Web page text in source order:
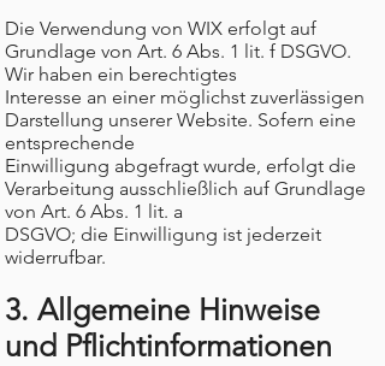
Die Verwendung von WIX erfolgt auf
Grundlage von Art. 6 Abs. 1 lit. f DSGVO.
Wir haben ein berechtigtes
Interesse an einer möglichst zuverlässigen
Darstellung unserer Website. Sofern eine
entsprechende
Einwilligung abgefragt wurde, erfolgt die
Verarbeitung ausschließlich auf Grundlage
von Art. 6 Abs. 1 lit. a
DSGVO; die Einwilligung ist jederzeit
widerrufbar.
3. Allgemeine Hinweise
und Pflichtinformationen